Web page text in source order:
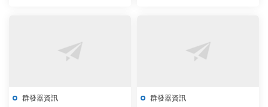
群發器資訊 群發器資訊